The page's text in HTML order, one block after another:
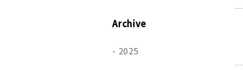
Archive
2025